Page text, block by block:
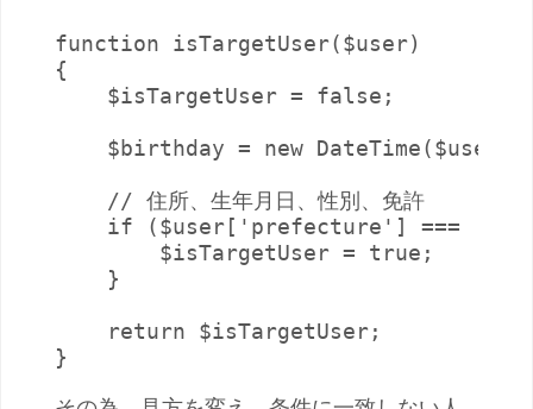
function isTargetUser($user)
{
    $isTargetUser = false;
$birthday = new
    // 住所、生年月日、性別、免許
if ($user['prefecture'] === '東
        $isTargetUser = true;
    }
    return $isTargetUser;
}